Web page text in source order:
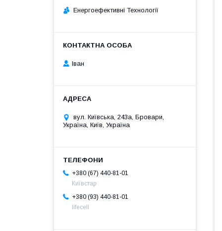
Енергоефективні Технології
Іван
вул. Київська, 243а, Бровари,
Україна, Київ, Україна
+380 (67) 440-81-01
Київстар
+380 (93) 440-81-01
lifecell